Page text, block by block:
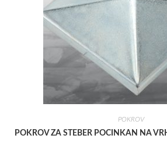
POKROV
POKROV ZA STEBER POCINKAN NA